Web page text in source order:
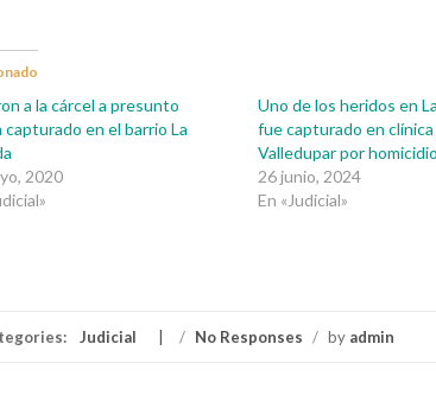
a la cárcel a presunto
capturado en el barrio La
2020
Uno de los heridos en
fue capturado en
Valledupar por homicidio
26 junio, 2024
En «Judicial»
Judicial / No Responses / by admin